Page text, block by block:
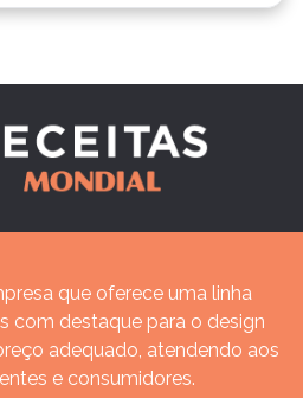
que oferece uma linha
com destaque para o design
adequado, atendendo aos
e consumidores.